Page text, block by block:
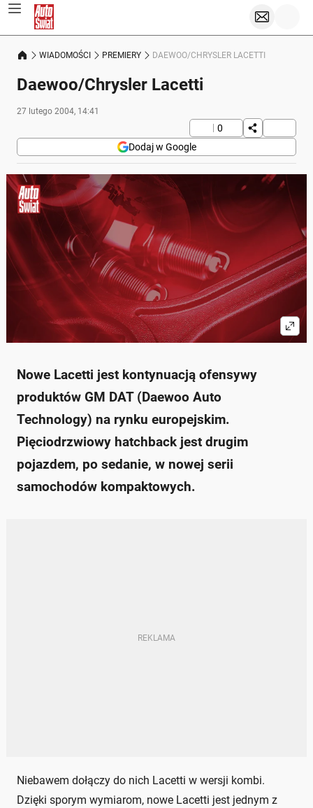
WIADOMOŚCI PREMIERY DAEWOO/CHRYSLER LACETTI
Daewoo/Chrysler Lacetti
27 lutego 2004, 14:41
0
Dodaj w Google
Nowe Lacetti jest kontynuacją ofensywy
produktów GM DAT (Daewoo Auto
Technology) na rynku europejskim.
Pięciodrzwiowy hatchback jest drugim
pojazdem, po sedanie, w nowej serii
samochodów kompaktowych.
Niebawem dołączy do nich Lacetti w wersji kombi.
Dzięki sporym wymiarom, nowe Lacetti jest jednym z